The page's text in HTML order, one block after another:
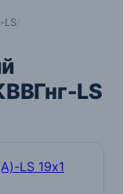
LS
LS